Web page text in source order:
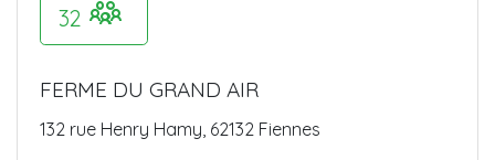
32
FERME DU GRAND AIR
132 rue Henry Hamy, 62132 Fiennes